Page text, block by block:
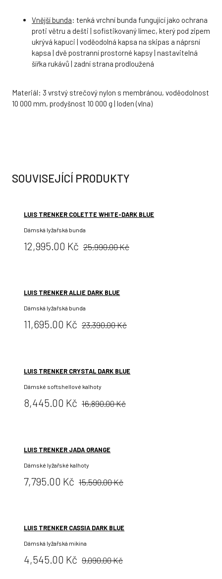
Vnější bunda: tenká vrchní bunda fungující jako ochrana
proti větru a dešti | sofistikovaný límec, který pod zipem
ukrývá kapuci | voděodolná kapsa na skipas a náprsní
kapsa | dvě postranní prostorné kapsy | nastavitelná
šířka rukávů | zadní strana prodloužená
Materiál: 3 vrstvý strečový nylon s membránou, voděodolnost
10 000 mm, prodyšnost 10 000 g | loden (vlna)
SOUVISEJÍCÍ PRODUKTY
LUIS TRENKER COLETTE WHITE-DARK BLUE
Dámská lyžařská bunda
Cena:
12,995.00 Kč Původní
25,990.00 Kč
LUIS TRENKER ALLIE DARK BLUE
Dámská lyžařská bunda
Cena:
11,695.00 Kč Původní
23,390.00 Kč
LUIS TRENKER CRYSTAL DARK BLUE
Dámské softshellové kalhoty
Cena:
8,445.00 Kč Původní
16,890.00 Kč
LUIS TRENKER JADA ORANGE
Dámské lyžařské kalhoty
Cena:
7,795.00 Kč Původní
15,590.00 Kč
LUIS TRENKER CASSIA DARK BLUE
Dámská lyžařská mikina
Cena:
4,545.00 Kč Původní
9,090.00 Kč